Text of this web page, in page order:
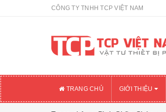
CÔNG TY TNHH TCP VIỆT NAM
TRANG CHỦ GIỚI THIỆU